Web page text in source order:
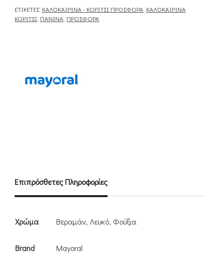
ΕΤΙΚΈΤΕΣ: ΚΑΛΟΚΑΙΡΙΝΆ - ΚΟΡΊΤΣΙ ΠΡΟΣΦΟΡΆ ΚΑΛΟΚΑΙΡΙΝΆ
ΚΟΡΊΤΣΙ ΠΆΝΙΝΑ ΠΡΟΣΦΟΡΆ
Επιπρόσθετες Πληροφορίες
Χρώμα Βεραμάν, Λευκό, Φούξια
Brand Mayoral